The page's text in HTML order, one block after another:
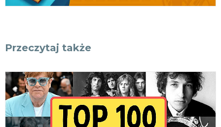
Przeczytaj także